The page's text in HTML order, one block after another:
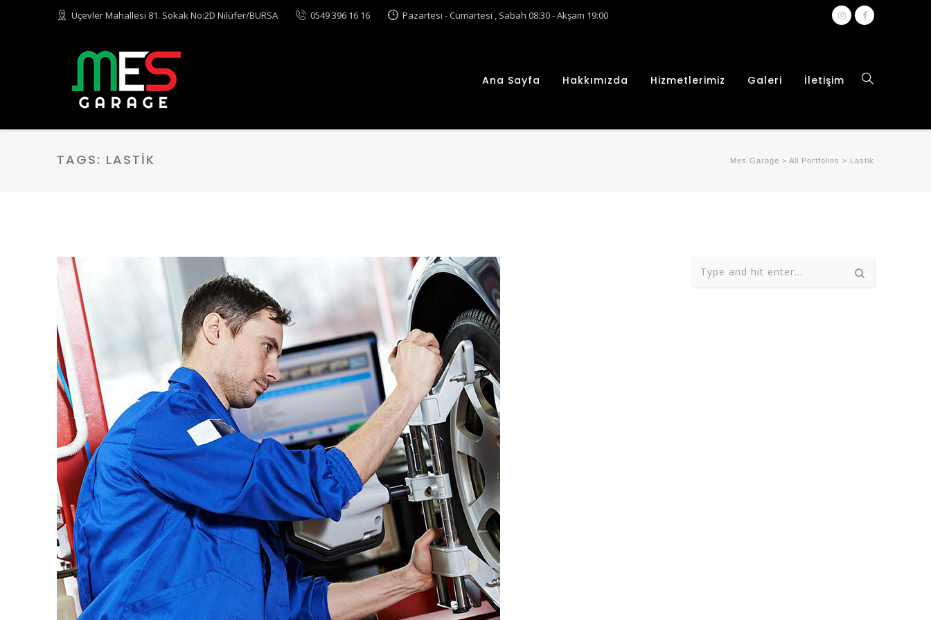
Üçevler Mahallesi 81. Sokak No:2D Nilüfer/BURSA 0549 396 16 16 Pazartesi - Cumartesi , Sabah 08:30 - Akşam 19:00
Ana Sayfa Hakkımızda Hizmetlerimiz Galeri İletişim
TAGS: LASTIK Mes Garage > All Portfolios > Lastik